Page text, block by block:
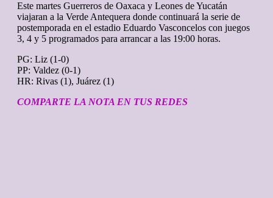
Este martes Guerreros de Oaxaca y Leones de Yucatán
viajaran a la Verde Antequera donde continuará la serie de
postemporada en el estadio Eduardo Vasconcelos con juegos
3, 4 y 5 programados para arrancar a las 19:00 horas.
PG: Liz (1-0)
PP: Valdez (0-1)
HR: Rivas (1), Juárez (1)
COMPARTE LA NOTA EN TUS REDES